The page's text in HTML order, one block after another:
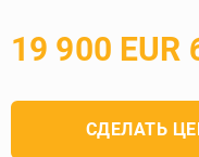
19 900
СДЕЛАТЬ